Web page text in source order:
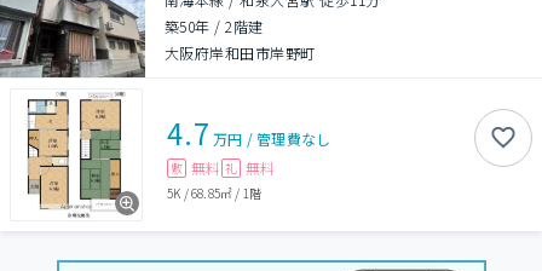
築50年 /2階建
大阪府岸和田市岸野町
4.7 万円 /管理費なし
敷 無料 礼 無料
5K /68.85㎡ / 1階